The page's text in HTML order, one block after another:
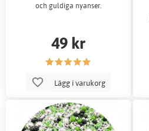
och guldiga nyanser.
49 kr
Lägg i varukorg